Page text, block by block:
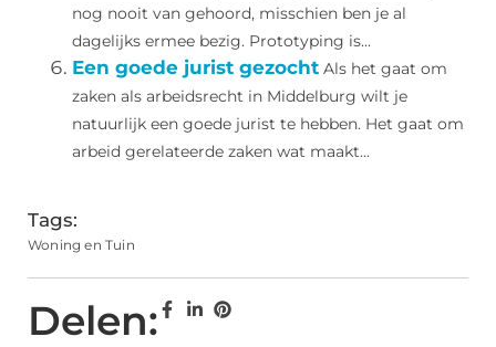
nog nooit van gehoord, misschien ben je al
dagelijks ermee bezig. Prototyping is...
Een goede jurist gezocht Als het gaat om
zaken als arbeidsrecht in Middelburg wilt je
natuurlijk een goede jurist te hebben. Het gaat om
arbeid gerelateerde zaken wat maakt...
Tags:
Woning en Tuin
Delen: